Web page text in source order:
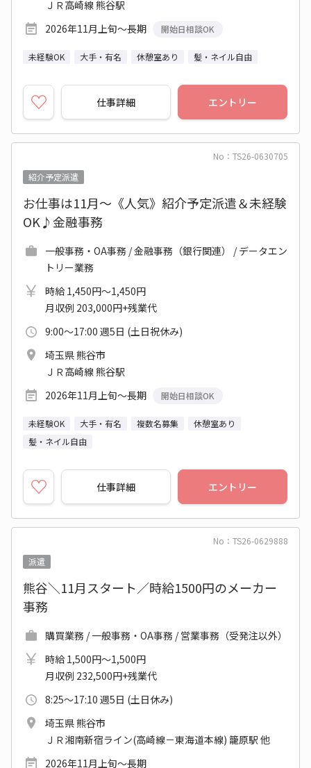
ＪＲ高崎線 熊谷駅
2026年11月上旬～長期
開始日相談OK
未経験OK 大手・有名 休憩室あり 髪・ネイル自由
仕事詳細 エントリー
No：TS26-0630705
紹介予定派遣
お仕事は11月～《人気》紹介予定派遣＆未経験
OK♪金融事務
一般事務・OA事務 / 金融事務（銀行関連） / データエン
トリー業務
時給 1,450円～1,450円
月収例 203,000円+残業代
9:00～17:00 週5日 (土日祝休み)
埼玉県 熊谷市
ＪＲ高崎線 熊谷駅
2026年11月上旬～長期
開始日相談OK
未経験OK 大手・有名 複数名募集
休憩室あり
髪・ネイル自由
仕事詳細 エントリー
No：TS26-0629888
派遣
熊谷＼11月スタート／時給1500円のメーカー
事務
購買業務 / 一般事務・OA事務 / 営業事務（受発注以外）
時給 1,500円～1,500円
月収例 232,500円+残業代
8:25～17:10 週5日 (土日休み)
埼玉県 熊谷市
ＪＲ湘南新宿ライン(高崎線－東海道本線) 籠原駅 他
2026年11月上旬～長期